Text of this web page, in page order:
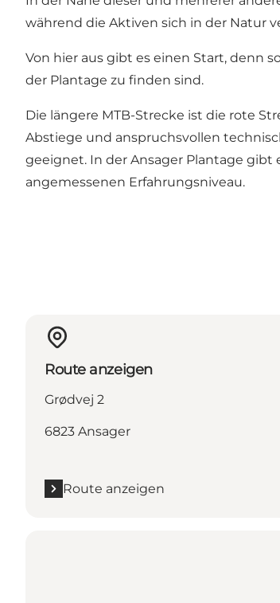
während die Aktiven sich in der Natur
Von hier aus gibt es einen Start, denn
der Plantage zu finden sind.
Die längere MTB-Strecke ist die rote
Abstiege und anspruchsvollen
geeignet. In der Ansager Plantage gibt
angemessenen Erfahrungsniveau.
Route anzeigen
Grødvej 2
6823 Ansager
Route anzeigen